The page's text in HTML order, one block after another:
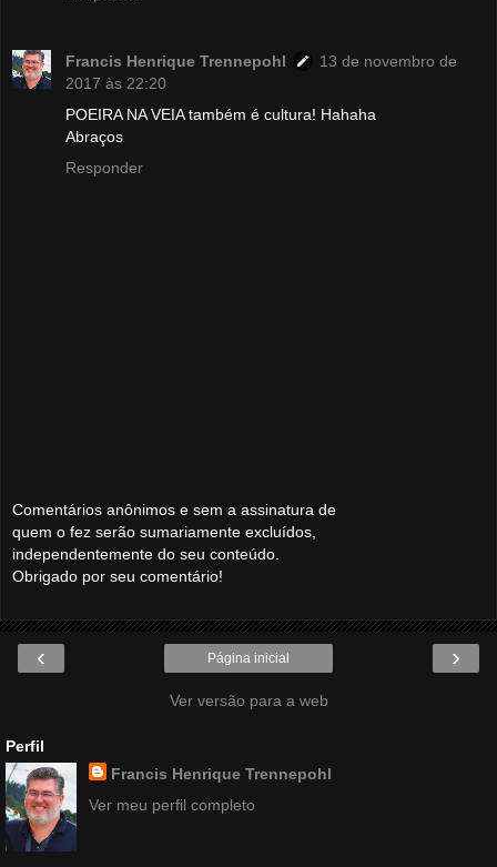
Francis Henrique Trennepohl
13 de novembro de
2017 às 22:20
POEIRA NA VEIA também é cultura! Hahaha
Abraços
Responder
Comentários anônimos e sem a assinatura de
quem o fez serão sumariamente excluídos,
independentemente do seu conteúdo.
Obrigado por seu comentário!
‹ ›
Página inicial
Ver versão para a web
Perfil
Francis Henrique Trennepohl
Ver meu perfil completo